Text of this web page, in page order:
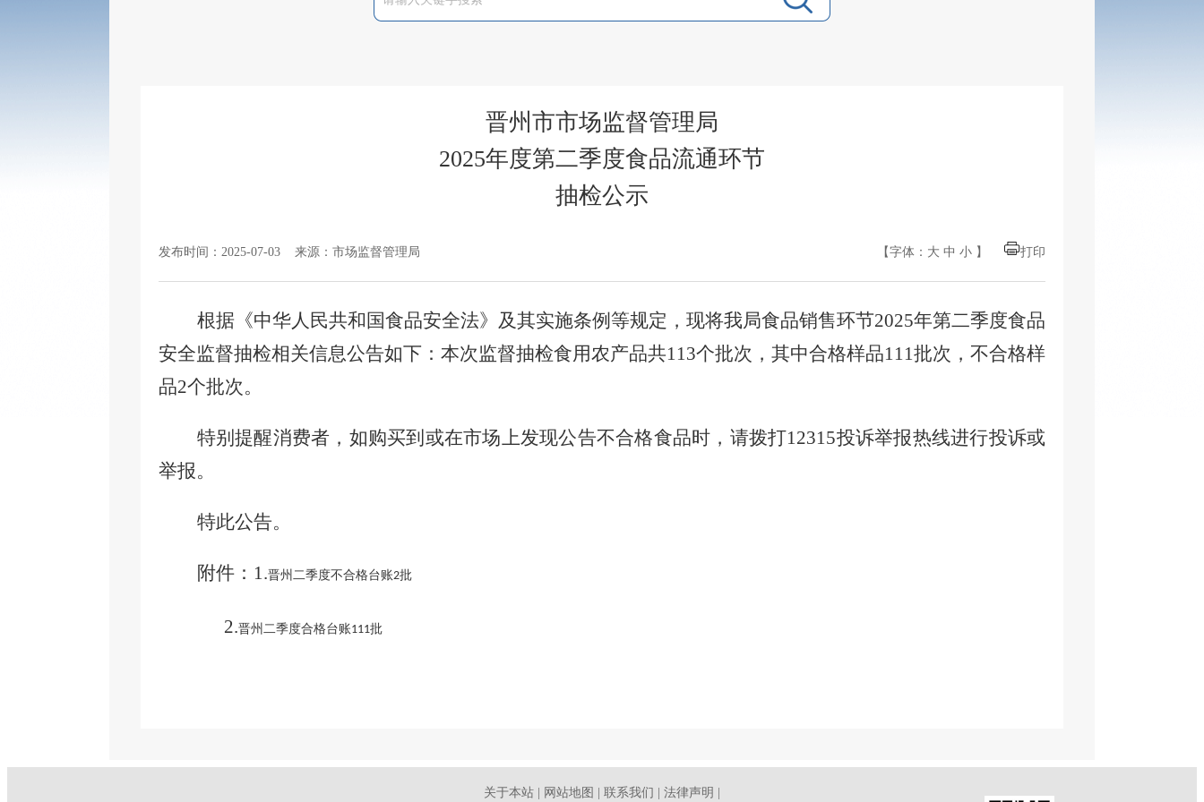
晋州市市场监督管理局
2025年度第二季度食品流通环节
抽检公示
发布时间：2025-07-03 来源：市场监督管理局 【字体： 大 中 小 】 打印
根据《中华人民共和国食品安全法》及其实施条例等规定，现将我局食品销售环节2025年第二季度食品
安全监督抽检相关信息公告如下：本次监督抽检食用农产品共113个批次，其中合格样品111批次，不合格样
品2个批次。
特别提醒消费者，如购买到或在市场上发现公告不合格食品时，请拨打12315投诉举报热线进行投诉或
举报。
特此公告。
附件：1.晋州二季度不合格台账2批
2.晋州二季度合格台账111批